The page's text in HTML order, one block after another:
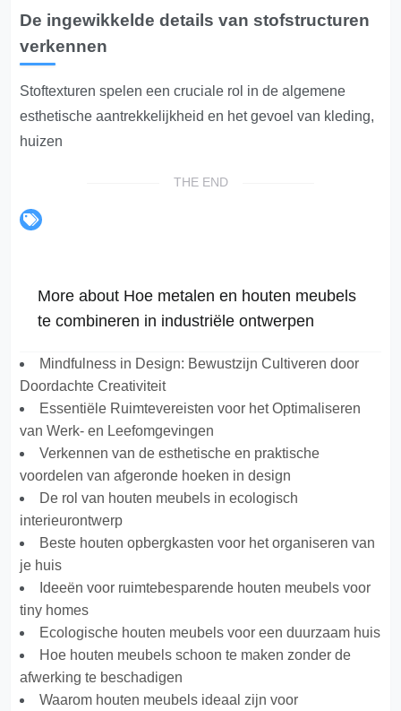
De ingewikkelde details van stofstructuren
verkennen
Stoftexturen spelen een cruciale rol in de algemene
esthetische aantrekkelijkheid en het gevoel van kleding,
huizen
THE END
More about Hoe metalen en houten meubels
te combineren in industriële ontwerpen
Mindfulness in Design: Bewustzijn Cultiveren door
Doordachte Creativiteit
Essentiële Ruimtevereisten voor het Optimaliseren
van Werk- en Leefomgevingen
Verkennen van de esthetische en praktische
voordelen van afgeronde hoeken in design
De rol van houten meubels in ecologisch
interieurontwerp
Beste houten opbergkasten voor het organiseren van
je huis
Ideeën voor ruimtebesparende houten meubels voor
tiny homes
Ecologische houten meubels voor een duurzaam huis
Hoe houten meubels schoon te maken zonder de
afwerking te beschadigen
Waarom houten meubels ideaal zijn voor